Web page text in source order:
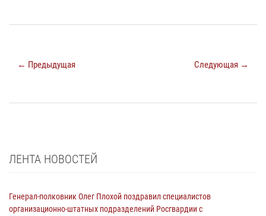
← Предыдущая Следующая →
ЛЕНТА НОВОСТЕЙ
Генерал-полковник Олег Плохой поздравил специалистов
организационно-штатных подразделений Росгвардии с